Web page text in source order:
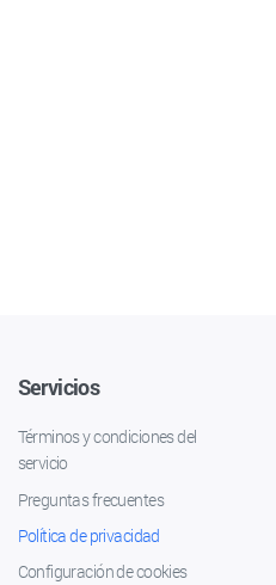
Servicios
Términos y condiciones del
servicio
Preguntas frecuentes
Política de privacidad
Configuración de cookies